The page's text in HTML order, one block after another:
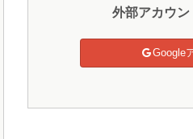
外部アカウ
Google